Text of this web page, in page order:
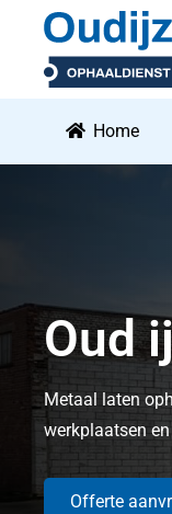
Home
Metaal laten
werkplaatsen
Offerte